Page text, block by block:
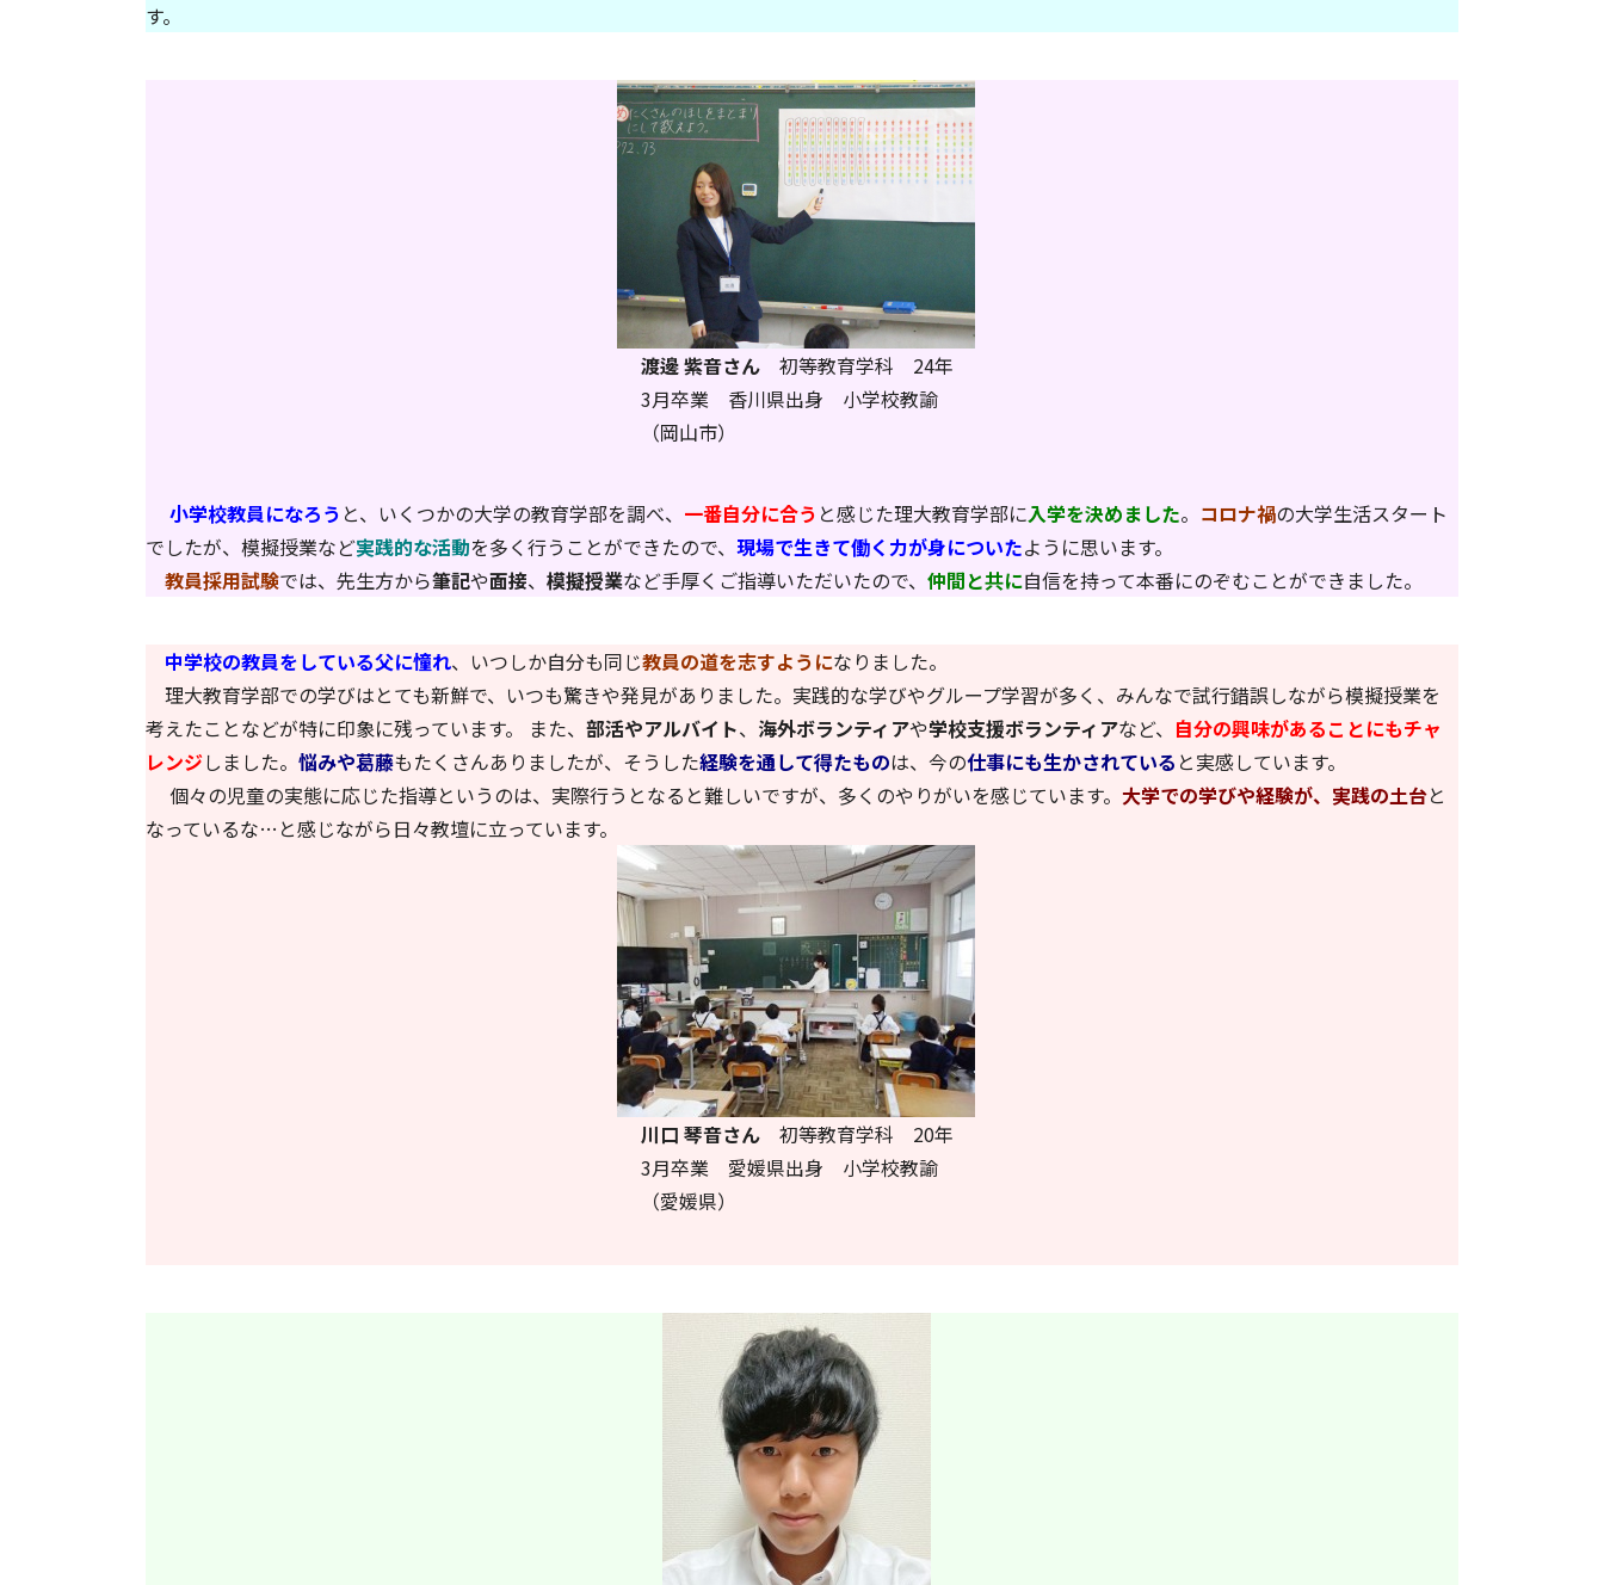
す。
渡邊 紫音さん 初等教育学科 24年
3月卒業 香川県出身 小学校教諭
（岡山市）
小学校教員になろう と、いくつかの大学の教育学部を調べ、 一番自分に合う と感じた理大教育学部に入学を決めました。 コロナ禍の大学生活スタート
でしたが、模擬授業など実践的な活動を多く行うことができたので、 現場で生きて働く力が身についたように思います。
教員採用試験では、先生方から筆記や面接、 模擬授業など手厚くご指導いただいたので、 仲間と共に自信を持って本番にのぞむことができました。
中学校の教員をしている父に憧れ、いつしか自分も同じ教員の道を志すようになりました。
理大教育学部での学びはとても新鮮で、いつも驚きや発見がありました。実践的な学びやグループ学習が多く、みんなで試行錯誤しながら模擬授業を
考えたことなどが特に印象に残っています。 また、 部活やアルバイト、 海外ボランティアや学校支援ボランティアなど、 自分の興味があることにもチャ
レンジしました。 悩みや葛藤もたくさんありましたが、そうした経験を通して得たものは、今の仕事にも生かされている と実感しています。
個々の児童の実態に応じた指導というのは、実際行うとなると難しいですが、多くのやりがいを感じています。 大学での学びや経験が、実践の土台と
なっているな…と感じながら日々教壇に立っています。
川口 琴音さん 初等教育学科 20年
3月卒業 愛媛県出身 小学校教諭
（愛媛県）